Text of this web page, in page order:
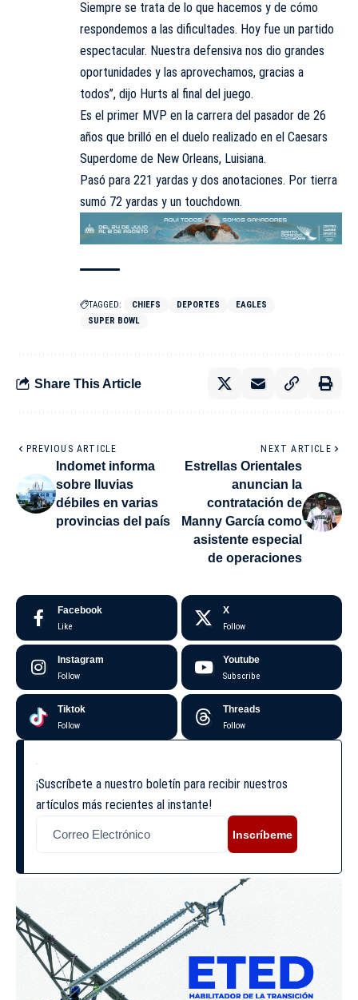
Siempre se trata de lo que hacemos y de cómo
respondemos a las dificultades. Hoy fue un partido
espectacular. Nuestra defensiva nos dio grandes
oportunidades y las aprovechamos, gracias a
todos”, dijo Hurts al final del juego.
Es el primer MVP en la carrera del pasador de 26
años que brilló en el duelo realizado en el Caesars
Superdome de New Orleans, Luisiana.
Pasó para 221 yardas y dos anotaciones. Por tierra
sumó 72 yardas y un touchdown.
TAGGED: CHIEFS DEPORTES
EAGLES
SUPER BOWL
Share This Article
PREVIOUS ARTICLE
Indomet informa
sobre lluvias
débiles en varias
provincias del país
NEXT ARTICLE
Estrellas Orientales
anuncian la
contratación de
Manny García como
asistente especial
de operaciones
Facebook
Like
X
Follow
Instagram
Follow
Youtube
Subscribe
Tiktok
Follow
Threads
Follow
¡Suscríbete a nuestro boletín para recibir nuestros
artículos más recientes al instante!
Inscríbeme